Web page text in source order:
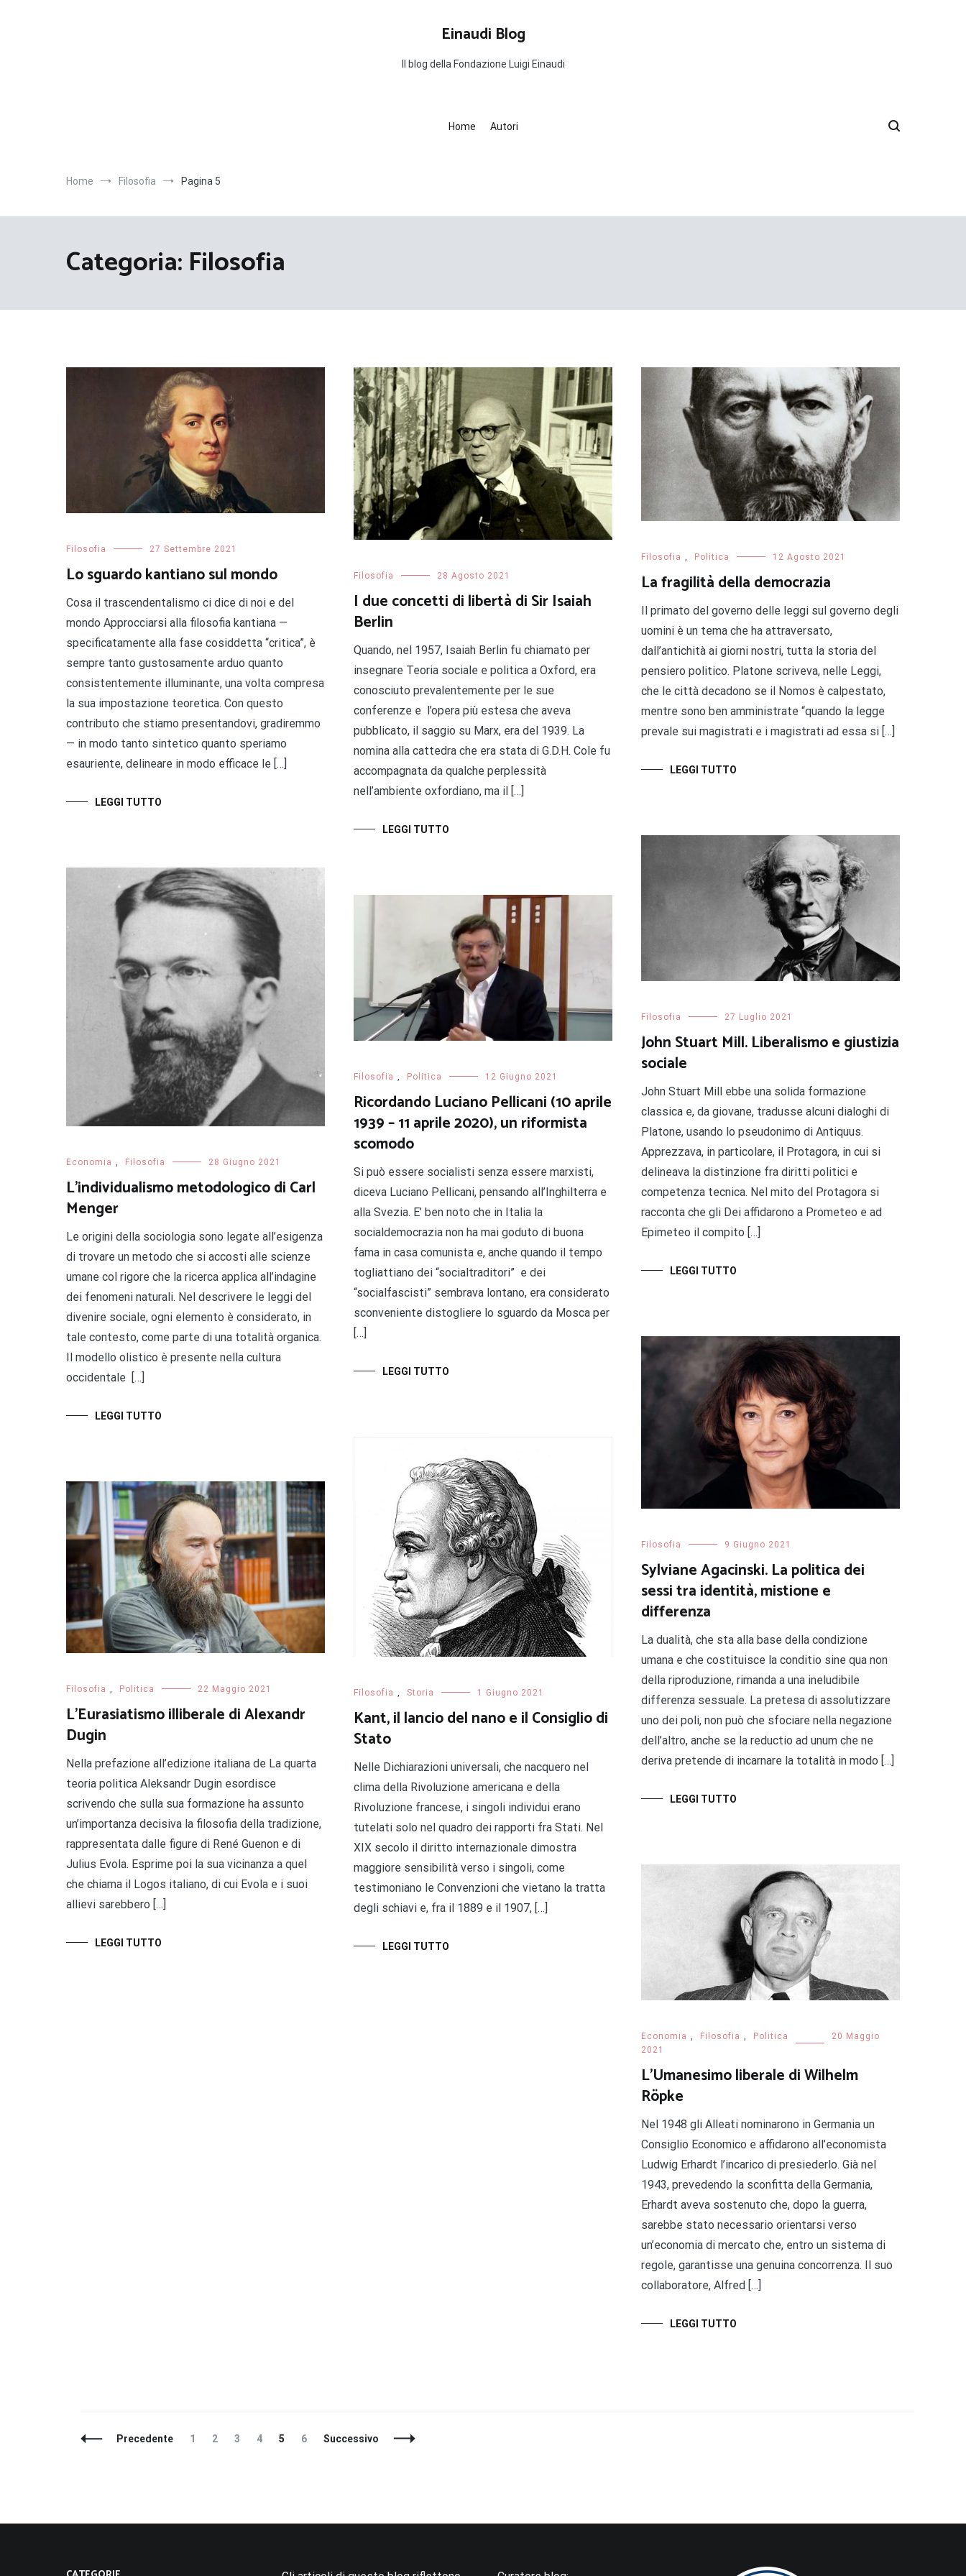
Einaudi Blog
Il blog della Fondazione Luigi Einaudi
Home Autori
Home Filosofia Pagina 5
Categoria: Filosofia
Filosofia 27 Settembre 2021
Lo sguardo kantiano sul mondo
Cosa il trascendentalismo ci dice di noi e del
mondo Approcciarsi alla filosofia kantiana —
specificatamente alla fase cosiddetta “critica”, è
sempre tanto gustosamente arduo quanto
consistentemente illuminante, una volta compresa
la sua impostazione teoretica. Con questo
contributo che stiamo presentandovi, gradiremmo
— in modo tanto sintetico quanto speriamo
esauriente, delineare in modo efficace le […]
LEGGI TUTTO
Filosofia 28 Agosto 2021
I due concetti di libertà di Sir Isaiah
Berlin
Quando, nel 1957, Isaiah Berlin fu chiamato per
insegnare Teoria sociale e politica a Oxford, era
conosciuto prevalentemente per le sue
conferenze e l’opera più estesa che aveva
pubblicato, il saggio su Marx, era del 1939. La
nomina alla cattedra che era stata di G.D.H. Cole fu
accompagnata da qualche perplessità
nell’ambiente oxfordiano, ma il […]
LEGGI TUTTO
Filosofia , Politica 12 Agosto 2021
La fragilità della democrazia
Il primato del governo delle leggi sul governo degli
uomini è un tema che ha attraversato,
dall’antichità ai giorni nostri, tutta la storia del
pensiero politico. Platone scriveva, nelle Leggi,
che le città decadono se il Nomos è calpestato,
mentre sono ben amministrate “quando la legge
prevale sui magistrati e i magistrati ad essa si […]
LEGGI TUTTO
Filosofia 27 Luglio 2021
John Stuart Mill. Liberalismo e giustizia
sociale
John Stuart Mill ebbe una solida formazione
classica e, da giovane, tradusse alcuni dialoghi di
Platone, usando lo pseudonimo di Antiquus.
Apprezzava, in particolare, il Protagora, in cui si
delineava la distinzione fra diritti politici e
competenza tecnica. Nel mito del Protagora si
racconta che gli Dei affidarono a Prometeo e ad
Epimeteo il compito […]
LEGGI TUTTO
Economia Filosofia 28 Giugno 2021
L’individualismo metodologico di Carl
Menger
Le origini della sociologia sono legate all’esigenza
di trovare un metodo che si accosti alle scienze
umane col rigore che la ricerca applica all’indagine
dei fenomeni naturali. Nel descrivere le leggi del
divenire sociale, ogni elemento è considerato, in
tale contesto, come parte di una totalità organica.
Il modello olistico è presente nella cultura
occidentale […]
LEGGI TUTTO
Filosofia , Politica 12 Giugno 2021
Ricordando Luciano Pellicani (10 aprile
1939 – 11 aprile 2020), un riformista
scomodo
Si può essere socialisti senza essere marxisti,
diceva Luciano Pellicani, pensando all’Inghilterra e
alla Svezia. E’ ben noto che in Italia la
socialdemocrazia non ha mai goduto di buona
fama in casa comunista e, anche quando il tempo
togliattiano dei “socialtraditori” e dei
“socialfascisti” sembrava lontano, era considerato
sconveniente distogliere lo sguardo da Mosca per
[…]
LEGGI TUTTO
Filosofia 9 Giugno 2021
Sylviane Agacinski. La politica dei
sessi tra identità, mistione e
differenza
La dualità, che sta alla base della condizione
umana e che costituisce la conditio sine qua non
della riproduzione, rimanda a una ineludibile
differenza sessuale. La pretesa di assolutizzare
uno dei poli, non può che sfociare nella negazione
dell’altro, anche se la reductio ad unum che ne
deriva pretende di incarnare la totalità in modo […]
LEGGI TUTTO
Filosofia , Storia 1 Giugno 2021
Kant, il lancio del nano e il Consiglio di
Stato
Nelle Dichiarazioni universali, che nacquero nel
clima della Rivoluzione americana e della
Rivoluzione francese, i singoli individui erano
tutelati solo nel quadro dei rapporti fra Stati. Nel
XIX secolo il diritto internazionale dimostra
maggiore sensibilità verso i singoli, come
testimoniano le Convenzioni che vietano la tratta
degli schiavi e, fra il 1889 e il 1907, […]
LEGGI TUTTO
Filosofia , Politica 22 Maggio 2021
L’Eurasiatismo illiberale di Alexandr
Dugin
Nella prefazione all’edizione italiana de La quarta
teoria politica Aleksandr Dugin esordisce
scrivendo che sulla sua formazione ha assunto
un’importanza decisiva la filosofia della tradizione,
rappresentata dalle figure di René Guenon e di
Julius Evola. Esprime poi la sua vicinanza a quel
che chiama il Logos italiano, di cui Evola e i suoi
allievi sarebbero […]
LEGGI TUTTO
Economia , Filosofia , Politica
20 Maggio
2021
L’Umanesimo liberale di Wilhelm
Röpke
Nel 1948 gli Alleati nominarono in Germania un
Consiglio Economico e affidarono all’economista
Ludwig Erhardt l’incarico di presiederlo. Già nel
1943, prevedendo la sconfitta della Germania,
Erhardt aveva sostenuto che, dopo la guerra,
sarebbe stato necessario orientarsi verso
un’economia di mercato che, entro un sistema di
regole, garantisse una genuina concorrenza. Il suo
collaboratore, Alfred […]
LEGGI TUTTO
NavigazionePrecedente Pagina
1 Pagina
2 Pagina
3 Pagina
4 Pagina
5 Pagina
6 Successivo